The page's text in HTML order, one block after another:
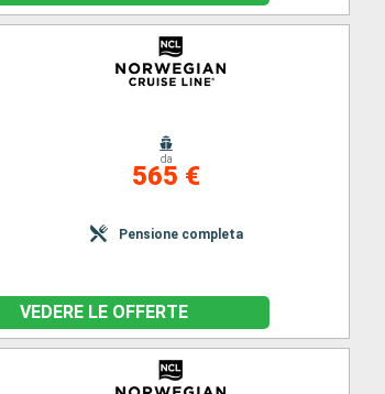
da
565 €
Pensione completa
VEDERE LE OFFERTE